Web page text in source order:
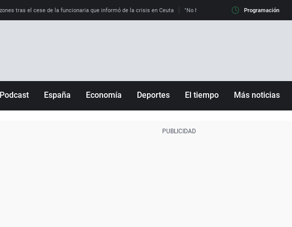
tras el cese de la funcionaria que informó de la crisis en Ceuta "No hay mafias, que no nos engañen":
Programación
Podcast España Economía Deportes El tiempo Más noticias